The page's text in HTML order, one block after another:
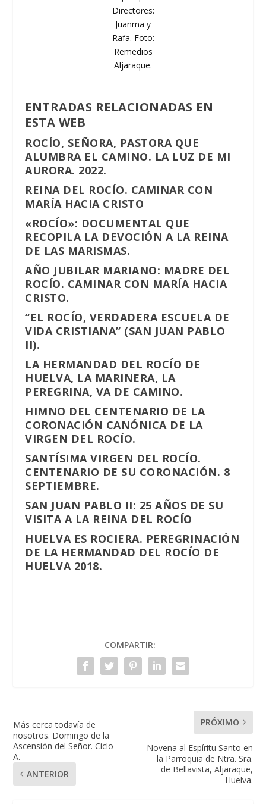
Directores:
Juanma y
Rafa. Foto:
Remedios
Aljaraque.
ENTRADAS RELACIONADAS EN
ESTA WEB
ROCÍO, SEÑORA, PASTORA QUE
ALUMBRA EL CAMINO. LA LUZ DE MI
AURORA. 2022.
REINA DEL ROCÍO. CAMINAR CON
MARÍA HACIA CRISTO
«ROCÍO»: DOCUMENTAL QUE
RECOPILA LA DEVOCIÓN A LA REINA
DE LAS MARISMAS.
AÑO JUBILAR MARIANO: MADRE DEL
ROCÍO. CAMINAR CON MARÍA HACIA
CRISTO.
“EL ROCÍO, VERDADERA ESCUELA DE
VIDA CRISTIANA” (SAN JUAN PABLO
II).
LA HERMANDAD DEL ROCÍO DE
HUELVA, LA MARINERA, LA
PEREGRINA, VA DE CAMINO.
HIMNO DEL CENTENARIO DE LA
CORONACIÓN CANÓNICA DE LA
VIRGEN DEL ROCÍO.
SANTÍSIMA VIRGEN DEL ROCÍO.
CENTENARIO DE SU CORONACIÓN. 8
SEPTIEMBRE.
SAN JUAN PABLO II: 25 AÑOS DE SU
VISITA A LA REINA DEL ROCÍO
HUELVA ES ROCIERA. PEREGRINACIÓN
DE LA HERMANDAD DEL ROCÍO DE
HUELVA 2018.
COMPARTIR:
Más cerca todavía de
nosotros. Domingo de la
Ascensión del Señor. Ciclo
A.
ANTERIOR
PRÓXIMO
Novena al Espíritu Santo en
la Parroquia de Ntra. Sra.
de Bellavista, Aljaraque,
Huelva.